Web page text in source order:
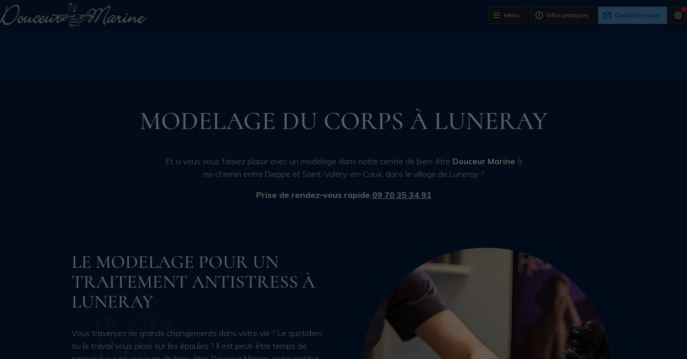
Menu Infos pratiques Contactez-nous
MODELAGE DU CORPS À LUNERAY
Et si vous vous faisiez plaisir avec un modelage dans notre centre de bien-être Douceur Marine à
mi-chemin entre Dieppe et Saint-Valery-en-Caux, dans le village de Luneray ?
Prise de rendez-vous rapide 09 70 35 34 91
LE MODELAGE POUR UN
TRAITEMENT ANTISTRESS À
LUNERAY
Vous traversez de grands changements dans votre vie ? Le quotidien
ou le travail vous pèse sur les épaules ? Il est peut-être temps de